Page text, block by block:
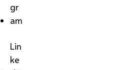
gr
am
Lin
ke